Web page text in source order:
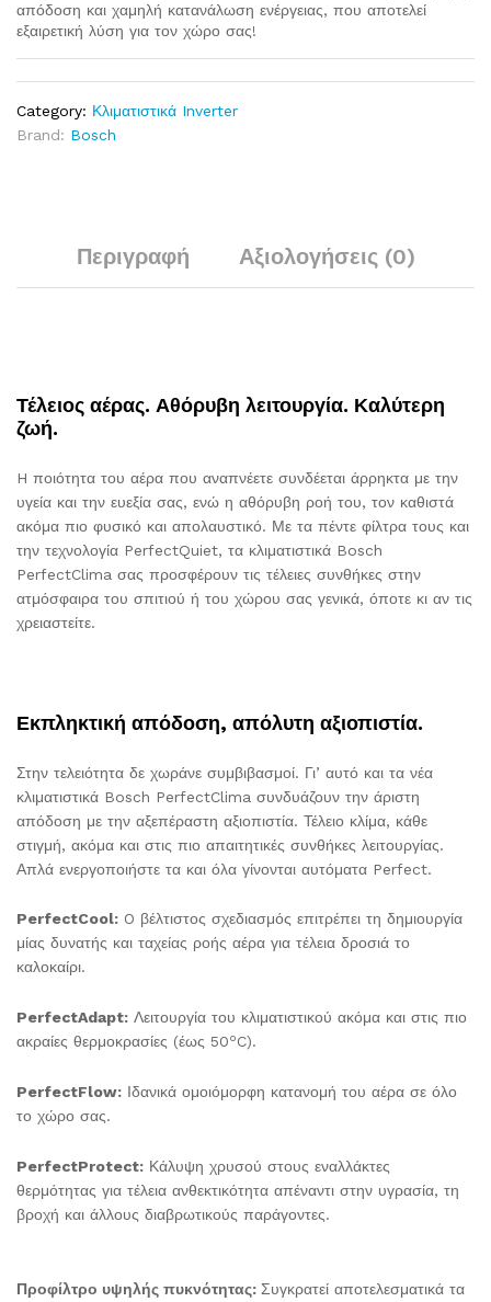
απόδοση και χαμηλή κατανάλωση ενέργειας, που αποτελεί
εξαιρετική λύση για τον χώρο σας!
Category: Κλιματιστικά Inverter
Brand: Bosch
Περιγραφή Αξιολογήσεις (0)
Τέλειος αέρας. Αθόρυβη λειτουργία. Καλύτερη
ζωή.
H ποιότητα του αέρα που αναπνέετε συνδέεται άρρηκτα με την
υγεία και την ευεξία σας, ενώ η αθόρυβη ροή του, τον καθιστά
ακόμα πιο φυσικό και απολαυστικό. Με τα πέντε φίλτρα τους και
την τεχνολογία PerfectQuiet, τα κλιματιστικά Bosch
PerfectClima σας προσφέρουν τις τέλειες συνθήκες στην
ατμόσφαιρα του σπιτιού ή του χώρου σας γενικά, όποτε κι αν τις
χρειαστείτε.
Εκπληκτική απόδοση, απόλυτη αξιοπιστία.
Στην τελειότητα δε χωράνε συμβιβασμοί. Γι’ αυτό και τα νέα
κλιματιστικά Bosch PerfectClima συνδυάζουν την άριστη
απόδοση με την αξεπέραστη αξιοπιστία. Τέλειο κλίμα, κάθε
στιγμή, ακόμα και στις πιο απαιτητικές συνθήκες λειτουργίας.
Απλά ενεργοποιήστε τα και όλα γίνονται αυτόματα Perfect.
PerfectCool: O βέλτιστος σχεδιασμός επιτρέπει τη δημιουργία
μίας δυνατής και ταχείας ροής αέρα για τέλεια δροσιά το
καλοκαίρι.
PerfectAdapt: Λειτουργία του κλιματιστικού ακόμα και στις πιο
ακραίες θερμοκρασίες (έως 50oC).
PerfectFlow: Ιδανικά ομοιόμορφη κατανομή του αέρα σε όλο
το χώρο σας.
PerfectProtect: Κάλυψη χρυσού στους εναλλάκτες
θερμότητας για τέλεια ανθεκτικότητα απέναντι στην υγρασία, τη
βροχή και άλλους διαβρωτικούς παράγοντες.
Προφίλτρο υψηλής πυκνότητας: Συγκρατεί αποτελεσματικά τα